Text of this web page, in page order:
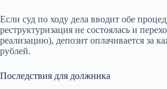
Если суд по ходу дела вводит обе
реструктуризация не состоялась и
реализацию), депозит оплачивается за
рублей.
Последствия для должника